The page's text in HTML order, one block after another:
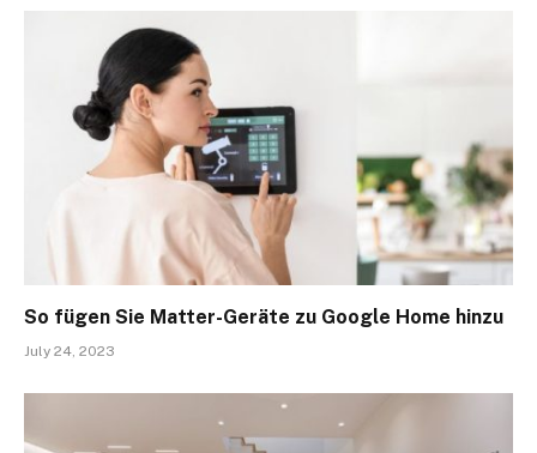
So fügen Sie Matter-Geräte zu Google Home hinzu
July 24, 2023